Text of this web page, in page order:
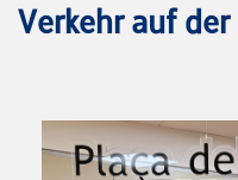
Verkehr auf